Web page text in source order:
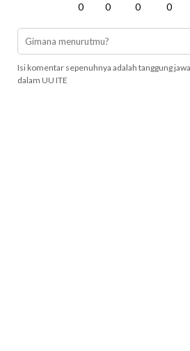
0 0 0 0
Isi komentar sepenuhnya adalah tanggung
dalam UU ITE